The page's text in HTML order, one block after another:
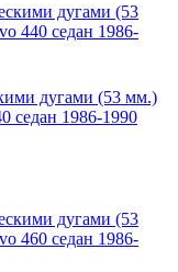
дугами (53 мм.)
седан 1986-1990